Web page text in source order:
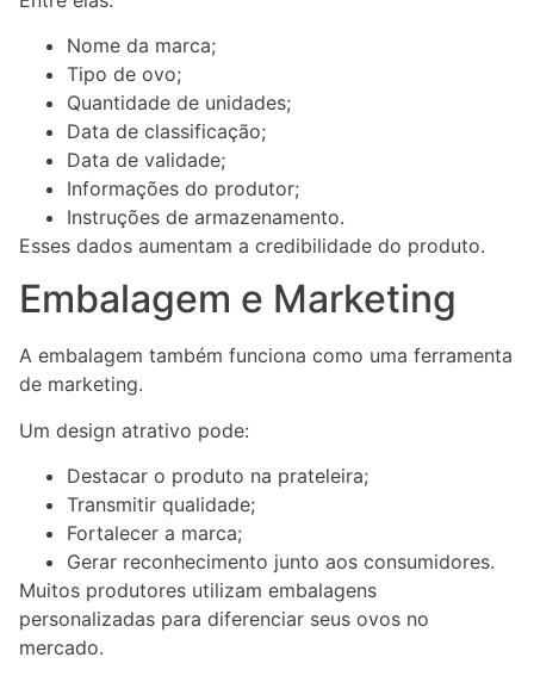
Nome da marca;
Tipo de ovo;
Quantidade de unidades;
Data de classificação;
Data de validade;
Informações do produtor;
Instruções de armazenamento.
Esses dados aumentam a credibilidade do produto.
Embalagem e Marketing
A embalagem também funciona como uma ferramenta
de marketing.
Um design atrativo pode:
Destacar o produto na prateleira;
Transmitir qualidade;
Fortalecer a marca;
Gerar reconhecimento junto aos consumidores.
Muitos produtores utilizam embalagens
personalizadas para diferenciar seus ovos no
mercado.